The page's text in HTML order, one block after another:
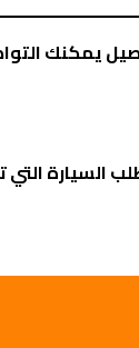
يمكنك
السيارة التي